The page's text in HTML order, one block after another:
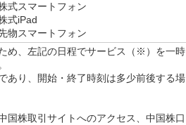
式スマートフォン
式iPad
物スマートフォン
め、左記の日程でサービス（※）を一時
あり、開始・終了時刻は多少前後する場
国株取引サイトへのアクセス、中国株口